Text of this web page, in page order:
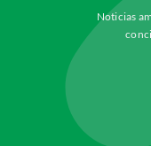
Noticias